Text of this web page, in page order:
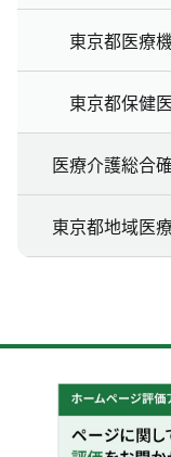
東京都医療
東京都保健
医療介護総合
東京都地域医